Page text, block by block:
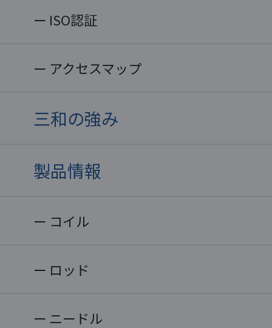
ISO認証
アクセスマップ
三和の強み
製品情報
コイル
ロッド
ニードル